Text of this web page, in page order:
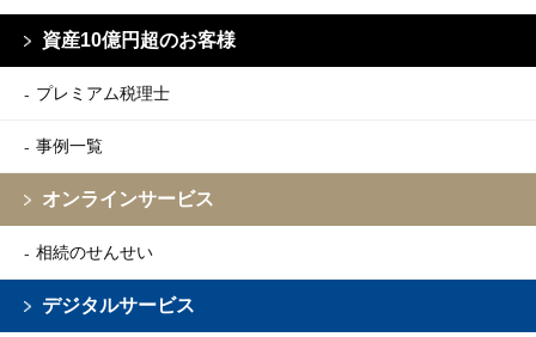
資産10億円超のお客様
プレミアム税理士
事例一覧
オンラインサービス
相続のせんせい
デジタルサービス